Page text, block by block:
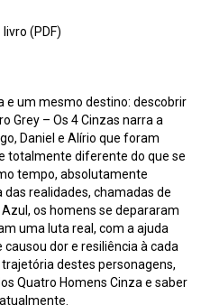
(PDF)
e um mesmo destino: descobrir
Grey – Os 4 Cinzas narra a
Daniel e Alírio que foram
totalmente diferente do que se
tempo, absolutamente
realidades, chamadas de
os homens se depararam
uma luta real, com a ajuda
dor e resiliência à cada
destes personagens,
Quatro Homens Cinza e saber